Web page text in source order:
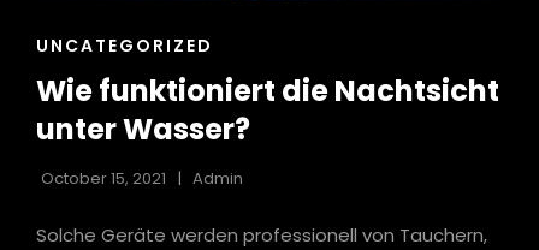
CAT
UNCATEGORIZED
Wie funktioniert die Nachtsicht
unter Wasser?
October 15, 2021 Admin
Solche Geräte werden professionell von Tauchern,